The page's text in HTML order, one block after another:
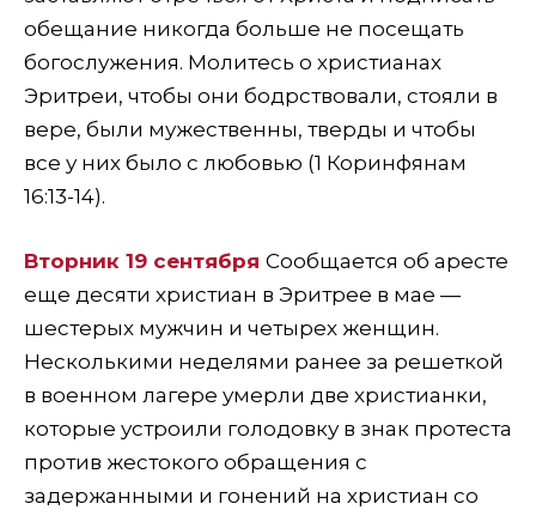
обещание никогда больше не посещать
богослужения. Молитесь о христианах
Эритреи, чтобы они бодрствовали, стояли в
вере, были мужественны, тверды и чтобы
все у них было с любовью (1 Коринфянам
16:13-14).
Вторник 19 сентября Сообщается об аресте
еще десяти христиан в Эритрее в мае —
шестерых мужчин и четырех женщин.
Несколькими неделями ранее за решеткой
в военном лагере умерли две христианки,
которые устроили голодовку в знак протеста
против жестокого обращения с
задержанными и гонений на христиан со